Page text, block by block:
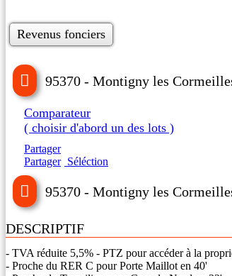
Revenus fonciers
95370 - Montigny les
Comparateur
( choisir d'abord un des lots )
Partager
Partager Séléction
95370 - Montigny les
DESCRIPTIF
- TVA réduite 5,5% - PTZ pour accéder à la
- Proche du RER C pour Porte Maillot en 40'